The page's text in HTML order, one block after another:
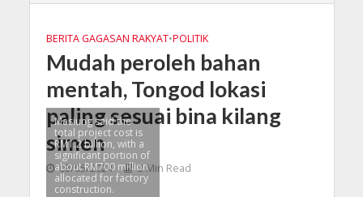
BERITA GAGASAN RAKYAT•POLITIK
Mudah peroleh bahan
mentah, Tongod lokasi
paling sesuai bina kilang
simen
03/05/2024 2 Min Read
Masiung said the
total project cost is
RM1.2 billion, with a
significant portion of
about RM700 million
allocated for factory
construction.